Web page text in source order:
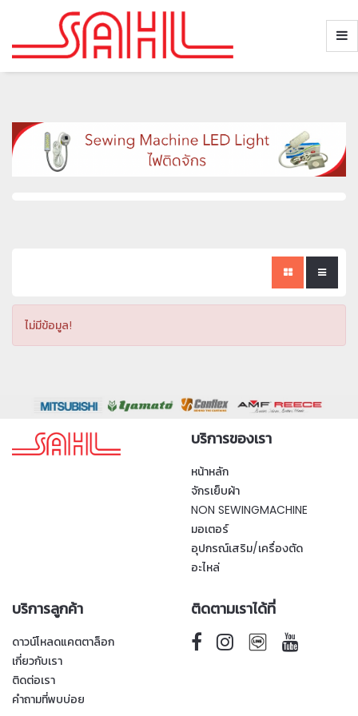
ไม่มีข้อมูล!
บริการของเรา
หน้าหลัก
จักรเย็บผ้า
NON SEWINGMACHINE
มอเตอร์
อุปกรณ์เสริม/เครื่องตัด
อะไหล่
บริการลูกค้า
ดาวน์โหลดแคตตาล็อก
เกี่ยวกับเรา
ติดต่อเรา
คำถามที่พบบ่อย
ติดตามเราได้ที่